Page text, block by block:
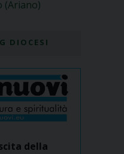
(Ariano)
DIOCESI
della